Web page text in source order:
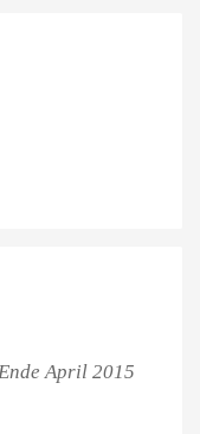
April 2015